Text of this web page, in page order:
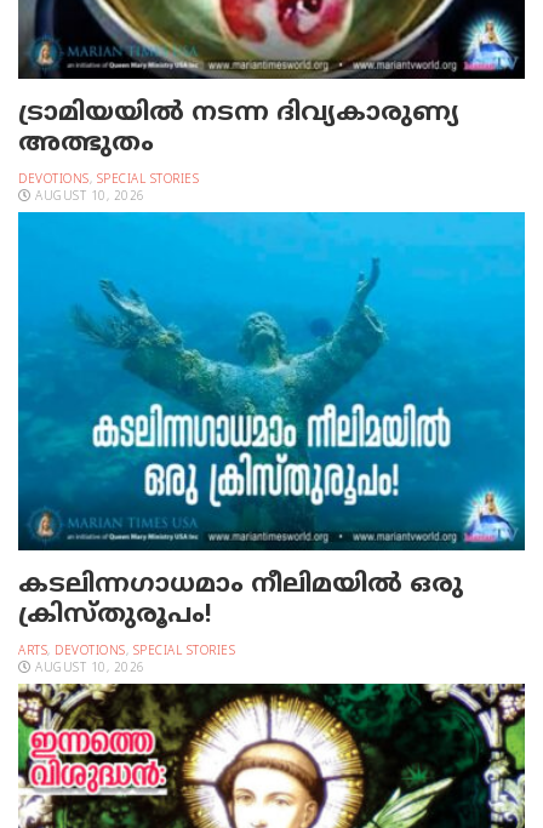
ട്രാമിയയില്‍ നടന്ന ദിവ്യകാരുണ്യ
അത്ഭുതം
DEVOTIONS, SPECIAL STORIES
AUGUST 10, 2026
കടലിന്നഗാധമാം നീലിമയില്‍ ഒരു
ക്രിസ്തുരൂപം!
ARTS, DEVOTIONS, SPECIAL STORIES
AUGUST 10, 2026